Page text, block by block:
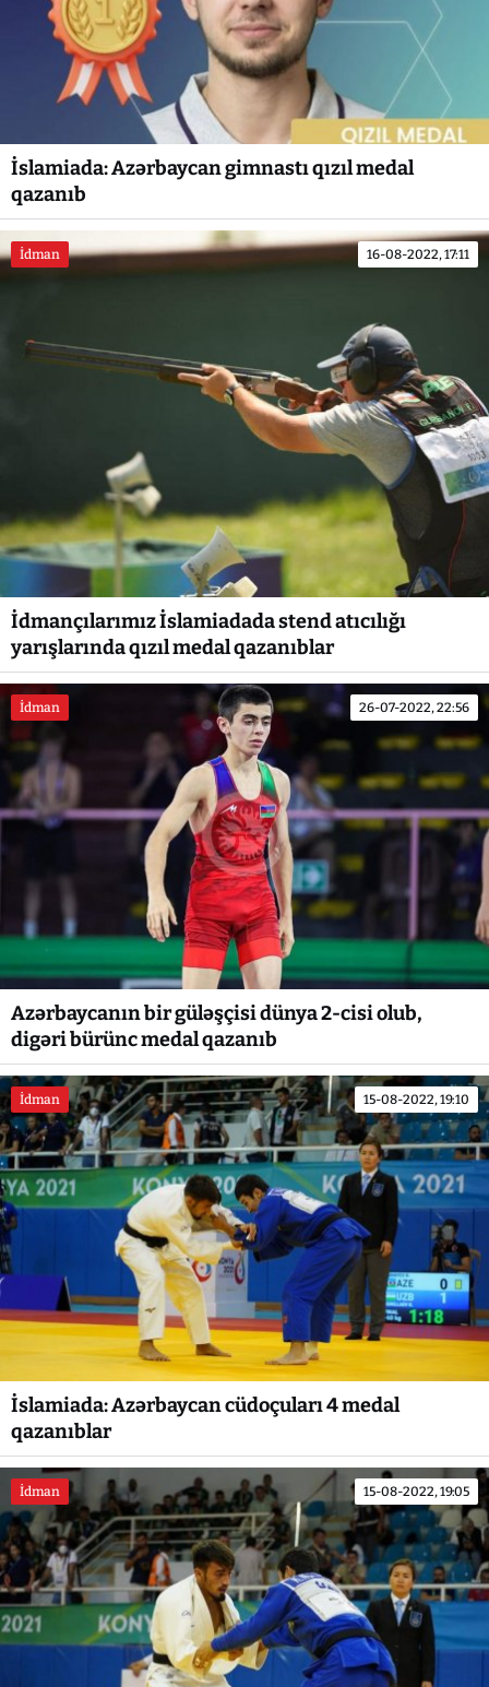
İslamiada: Azərbaycan gimnastı qızıl medal
qazanıb
İdman 16-08-2022, 17:11
İdmançılarımız İslamiadada stend atıcılığı
yarışlarında qızıl medal qazanıblar
İdman 26-07-2022, 22:56
Azərbaycanın bir güləşçisi dünya 2-cisi olub,
digəri bürünc medal qazanıb
İdman 15-08-2022, 19:10
İslamiada: Azərbaycan cüdoçuları 4 medal
qazanıblar
İdman 15-08-2022, 19:05